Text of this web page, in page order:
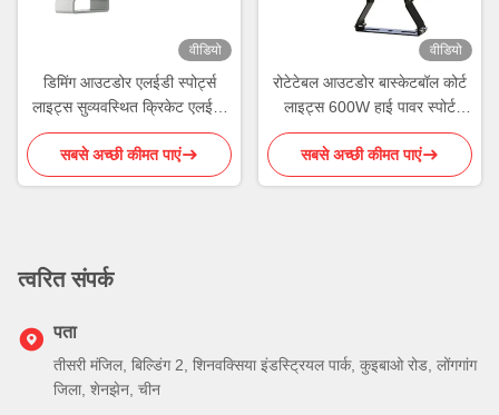
वीडियो
डिमिंग आउटडोर एलईडी स्पोर्ट्स
लाइट्स सुव्यवस्थित क्रिकेट एलईडी
लाइट IP66
सबसे अच्छी कीमत पाएं
वीडियो
रोटेटेबल आउटडोर बास्केटबॉल कोर्ट
लाइट्स 600W हाई पावर स्पोर्ट
लाइट IK08
सबसे अच्छी कीमत पाएं
त्वरित संपर्क
पता
तीसरी मंजिल, बिल्डिंग 2, शिनवक्सिया इंडस्ट्रियल पार्क, कुइबाओ रोड, लोंगगांग
जिला, शेनझेन, चीन